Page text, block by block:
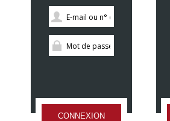
CONNEXION